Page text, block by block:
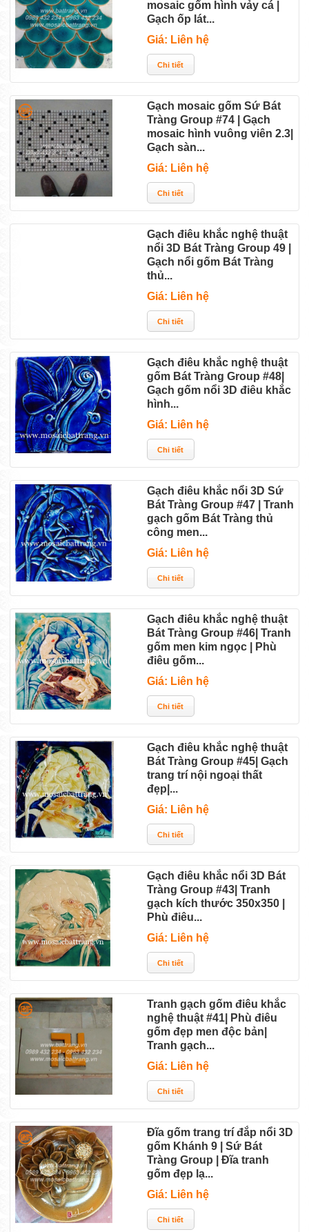
mosaic gốm hình vảy cá |
Gạch ốp lát...
Giá: Liên hệ
Gạch mosaic gốm Sứ Bát
Tràng Group #74 | Gạch
mosaic hình vuông viên 2.3|
Gạch sàn...
Giá: Liên hệ
Gạch điêu khắc nghệ thuật
nổi 3D Bát Tràng Group 49 |
Gạch nổi gốm Bát Tràng
thủ...
Giá: Liên hệ
Gạch điêu khắc nghệ thuật
gốm Bát Tràng Group #48|
Gạch gốm nổi 3D điêu khắc
hình...
Giá: Liên hệ
Gạch điêu khắc nổi 3D Sứ
Bát Tràng Group #47 | Tranh
gạch gốm Bát Tràng thủ
công men...
Giá: Liên hệ
Gạch điêu khắc nghệ thuật
Bát Tràng Group #46| Tranh
gốm men kim ngọc | Phù
điêu gốm...
Giá: Liên hệ
Gạch điêu khắc nghệ thuật
Bát Tràng Group #45| Gạch
trang trí nội ngoại thất
đẹp|...
Giá: Liên hệ
Gạch điêu khắc nổi 3D Bát
Tràng Group #43| Tranh
gạch kích thước 350x350 |
Phù điêu...
Giá: Liên hệ
Tranh gạch gốm điêu khắc
nghệ thuật #41| Phù điêu
gốm đẹp men độc bản|
Tranh gạch...
Giá: Liên hệ
Đĩa gốm trang trí đắp nổi 3D
gốm Khánh 9 | Sứ Bát
Tràng Group | Đĩa tranh
gốm đẹp lạ...
Giá: Liên hệ